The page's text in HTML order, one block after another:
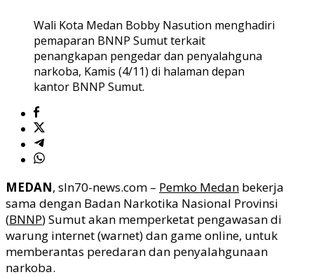
Wali Kota Medan Bobby Nasution menghadiri
pemaparan BNNP Sumut terkait
penangkapan pengedar dan penyalahguna
narkoba, Kamis (4/11) di halaman depan
kantor BNNP Sumut.
MEDAN, sln70-news.com – Pemko Medan bekerja
sama dengan Badan Narkotika Nasional Provinsi
(BNNP) Sumut akan memperketat pengawasan di
warung internet (warnet) dan game online, untuk
memberantas peredaran dan penyalahgunaan
narkoba.